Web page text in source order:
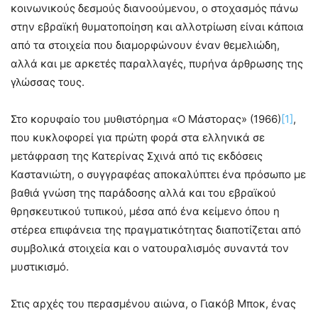
κοινωνικούς δεσμούς διανοούμενου, ο στοχασμός πάνω
στην εβραϊκή θυματοποίηση και αλλοτρίωση είναι κάποια
από τα στοιχεία που διαμορφώνουν έναν θεμελιώδη,
αλλά και με αρκετές παραλλαγές, πυρήνα άρθρωσης της
γλώσσας τους.
Στο κορυφαίο του μυθιστόρημα «Ο Μάστορας» (1966)[1],
που κυκλοφορεί για πρώτη φορά στα ελληνικά σε
μετάφραση της Κατερίνας Σχινά από τις εκδόσεις
Καστανιώτη, ο συγγραφέας αποκαλύπτει ένα πρόσωπο με
βαθιά γνώση της παράδοσης αλλά και του εβραϊκού
θρησκευτικού τυπικού, μέσα από ένα κείμενο όπου η
στέρεα επιφάνεια της πραγματικότητας διαποτίζεται από
συμβολικά στοιχεία και ο νατουραλισμός συναντά τον
μυστικισμό.
Στις αρχές του περασμένου αιώνα, ο Γιακόβ Μποκ, ένας